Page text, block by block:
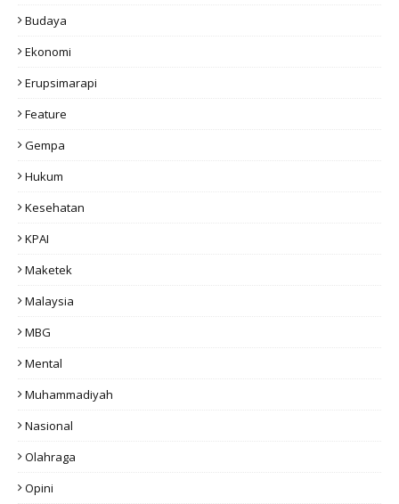
Budaya
Ekonomi
Erupsimarapi
Feature
Gempa
Hukum
Kesehatan
KPAI
Maketek
Malaysia
MBG
Mental
Muhammadiyah
Nasional
Olahraga
Opini